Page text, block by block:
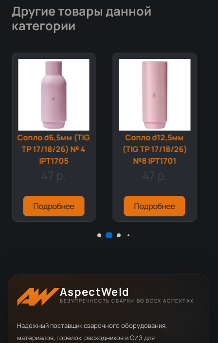
Другие товары данной
категории
Сопло d6,5мм (TIG
TP 17/18/26) № 4
IPT1705
47 р.
Подробнее
Сопло d12,5мм
(TIG TP 17/18/26)
№8 IPT1701
47 р.
Подробнее
AspectWeld
БЕЗУПРЕЧНОСТЬ СВАРКИ ВО ВСЕХ АСПЕКТАХ
Надежный поставщик сварочного оборудования,
материалов, горелок, расходников и СИЗ для